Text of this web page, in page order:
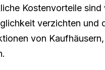
Kostenvorteile
verzichten und
von